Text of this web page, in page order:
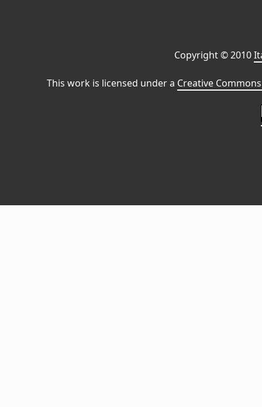
Copyright © 2010
This work is licensed under a Creative